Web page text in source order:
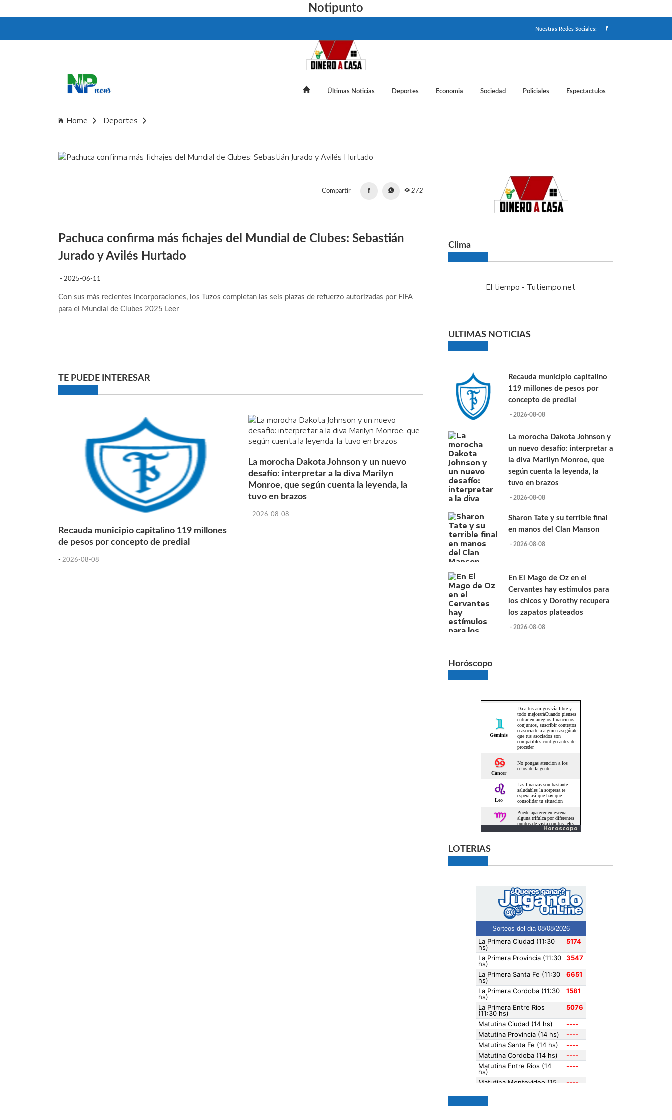
Notipunto
Nuestras Redes Sociales:
Últimas Noticias Deportes Economia Sociedad Policiales Espectactulos
Home Deportes
Compartir 272
Pachuca confirma más fichajes del Mundial de Clubes: Sebastián
Jurado y Avilés Hurtado
- 2025-06-11
Con sus más recientes incorporaciones, los Tuzos completan las seis plazas de refuerzo autorizadas por FIFA
para el Mundial de Clubes 2025 Leer
TE PUEDE INTERESAR
Recauda municipio capitalino 119 millones
de pesos por concepto de predial
- 2026-08-08
La morocha Dakota Johnson y un nuevo
desafío: interpretar a la diva Marilyn
Monroe, que según cuenta la leyenda, la
tuvo en brazos
- 2026-08-08
Clima
El tiempo - Tutiempo.net
ULTIMAS NOTICIAS
Recauda municipio capitalino
119 millones de pesos por
concepto de predial
- 2026-08-08
La morocha Dakota Johnson y
un nuevo desafío: interpretar a
la diva Marilyn Monroe, que
según cuenta la leyenda, la
tuvo en brazos
- 2026-08-08
Sharon Tate y su terrible final
en manos del Clan Manson
- 2026-08-08
En El Mago de Oz en el
Cervantes hay estímulos para
los chicos y Dorothy recupera
los zapatos plateados
- 2026-08-08
Horóscopo
Horoscopo
LOTERIAS